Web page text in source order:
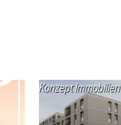
Konzept Immobilien